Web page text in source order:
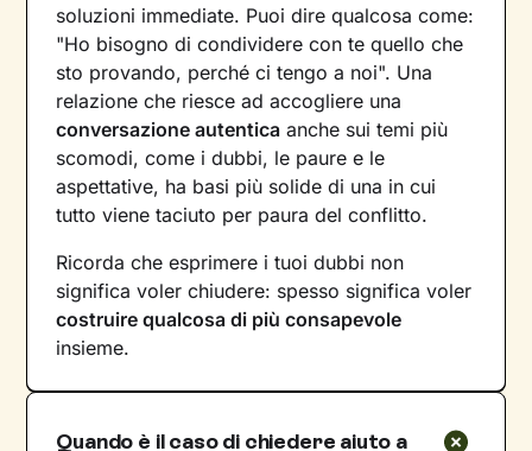
soluzioni immediate. Puoi dire qualcosa come:
"Ho bisogno di condividere con te quello che
sto provando, perché ci tengo a noi". Una
relazione che riesce ad accogliere una
conversazione autentica anche sui temi più
scomodi, come i dubbi, le paure e le
aspettative, ha basi più solide di una in cui
tutto viene taciuto per paura del conflitto.
Ricorda che esprimere i tuoi dubbi non
significa voler chiudere: spesso significa voler
costruire qualcosa di più consapevole
insieme.
Quando è il caso di chiedere aiuto a